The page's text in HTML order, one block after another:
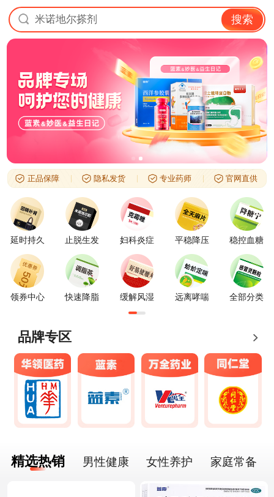
米诺地尔搽剂 搜索
正品保障 隐私发货 专业药师 官网直供
延时持久 止脱生发 妇科炎症 平稳降压 稳控血糖
领券中心 快速降脂 缓解风湿 远离哮喘 全部分类
品牌专区
精选热销 男性健康 女性养护 家庭常备